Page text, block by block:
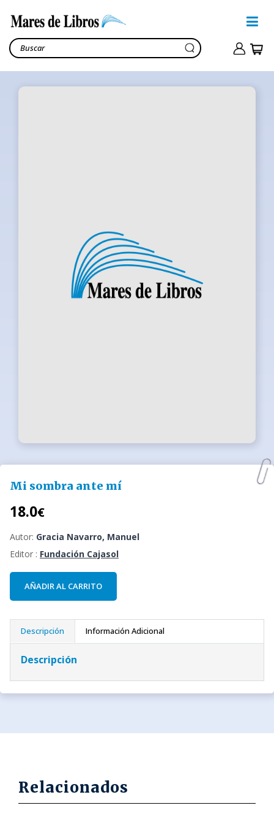
Mi sombra ante mí
18.0€
Autor: Gracia Navarro, Manuel
Editor : Fundación Cajasol
AÑADIR AL CARRITO
Descripción Información Adicional
Descripción
Relacionados